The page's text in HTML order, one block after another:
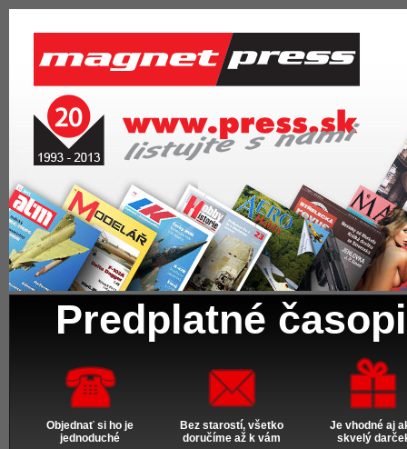
Predplatné
Objednať si ho je
jednoduché
Bez starostí, všetko
doručíme až k vám
Je vhodné aj
skvelý